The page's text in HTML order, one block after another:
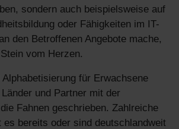
sondern auch beispielsweise auf
oder Fähigkeiten im IT-
den Betroffenen Angebote mache,
vom Herzen.
Alphabetisierung für Erwachsene
und Partner mit der
Fahnen geschrieben. Zahlreiche
es bereits oder sind deutschlandweit